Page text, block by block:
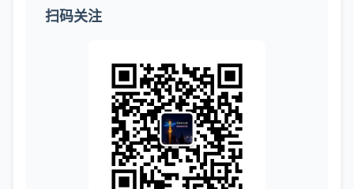
扫码关注